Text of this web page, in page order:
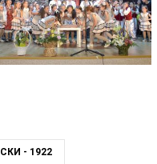
- 1922